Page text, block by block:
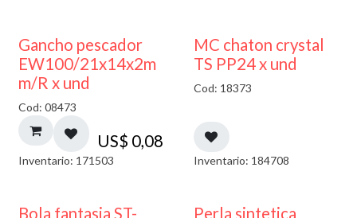
Gancho pescador
EW100/21x14x2m
m/R x und
Cod: 08473
US$ 0,08
Inventario: 171503
MC chaton crystal
TS PP24 x und
Cod: 18373
Inventario: 184708
Bola fantasia ST- Perla sintetica